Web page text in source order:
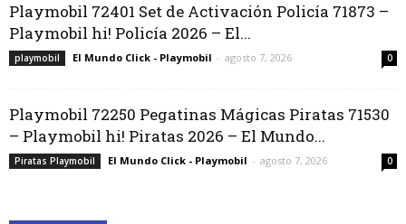
Playmobil 72401 Set de Activación Policía 71873 –
Playmobil hi! Policía 2026 – El...
playmobil El Mundo Click - Playmobil - agosto 7, 2026 0
Playmobil 72250 Pegatinas Mágicas Piratas 71530
– Playmobil hi! Piratas 2026 – El Mundo...
Piratas Playmobil El Mundo Click - Playmobil - agosto 7, 2026 0